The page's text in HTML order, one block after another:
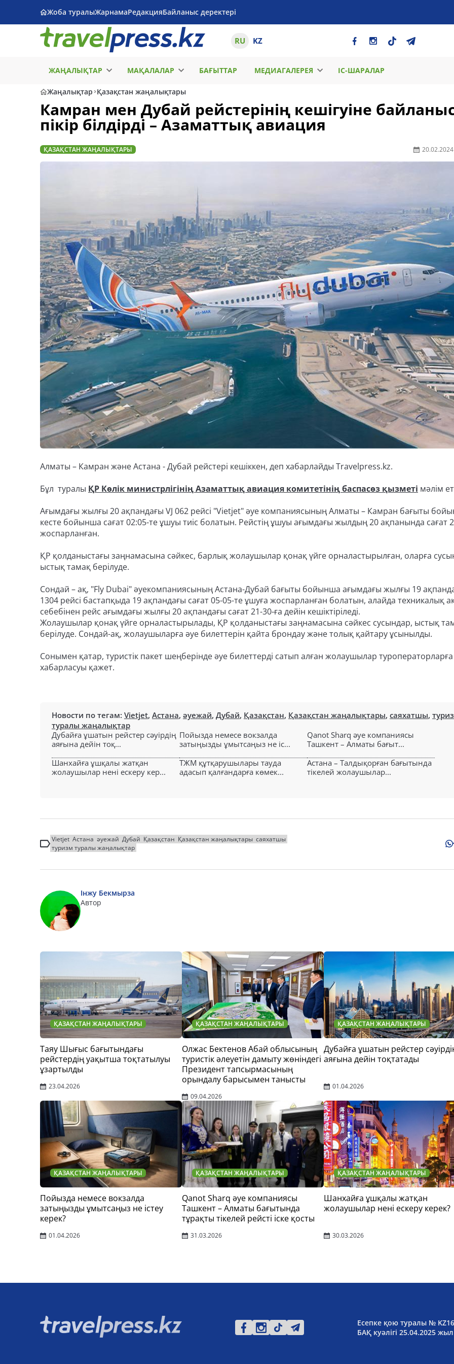
Жоба туралыЖарнамаРедакцияБайланыс деректері
RU KZ
ЖАҢАЛЫҚТАР МАҚАЛАЛАР БАҒЫТТАР МЕДИАГАЛЕРЕЯ ІС-ШАРАЛАР
Жаңалықтар Қазақстан жаңалықтары
Камран мен Дубай рейстерінің кешігуіне
пікір білдірді – Азаматтық авиация
ҚАЗАҚСТАН ЖАҢАЛЫҚТАРЫ 20.02.2024
Алматы – Камран және Астана - Дубай рейстері кешіккен, деп хабарлайды Travelpress.kz.
Бұл туралы ҚР Көлік министрлігінің Азаматтық авиация комитетінің баспасөз қызметі мәлім
Ағымдағы жылғы 20 ақпандағы VJ 062 рейсі "Vietjet" әуе компаниясының Алматы – Камран бағыты
кесте бойынша сағат 02:05-те ұшуы тиіс болатын. Рейстің ұшуы ағымдағы жылдың 20 ақпанында сағат
жоспарланған.
ҚР қолданыстағы заңнамасына сәйкес, барлық жолаушылар қонақ үйге орналастырылған, оларға
ыстық тамақ берілуде.
Сондай – ақ, "Fly Dubai" әуекомпаниясының Астана-Дубай бағыты бойынша ағымдағы жылғы 19
1304 рейсі бастапқыда 19 ақпандағы сағат 05-05-те ұшуға жоспарланған болатын, алайда техникалық
себебінен рейс ағымдағы жылғы 20 ақпандағы сағат 21-30-ға дейін кешіктіріледі.
Жолаушылар қонақ үйге орналастырылады, ҚР қолданыстағы заңнамасына сәйкес сусындар, ыстық
берілуде. Сондай-ақ, жолаушыларға әуе билеттерін қайта брондау және толық қайтару ұсынылды.
Сонымен қатар, туристік пакет шеңберінде әуе билеттерді сатып алған жолаушылар туроператорларға
хабарласуы қажет.
Новости по тегам: Vietjet, Астана, әуежай, Дубай, Қазақстан, Қазақстан жаңалықтары, саяхатшы,
туралы жаңалықтар
Дубайға ұшатын рейстер сәуірдің
аяғына дейін тоқ...
Пойызда немесе вокзалда
затыңызды ұмытсаңыз не іс...
Qanot Sharq әуе компаниясы
Ташкент – Алматы бағыт...
Шанхайға ұшқалы жатқан
жолаушылар нені ескеру кер...
ТЖМ құтқарушылары тауда
адасып қалғандарға көмек...
Астана – Талдықорған бағытында
тікелей жолаушылар...
Vietjet Астана әуежай Дубай Қазақстан Қазақстан жаңалықтары саяхатшы
туризм туралы жаңалықтар
Інжу Бекмырза
Автор
ҚАЗАҚСТАН ЖАҢАЛЫҚТАРЫ
Таяу Шығыс бағытындағы
рейстердің уақытша тоқтатылуы
ұзартылды
23.04.2026
ҚАЗАҚСТАН ЖАҢАЛЫҚТАРЫ
Олжас Бектенов Абай облысының
туристік әлеуетін дамыту жөніндегі
Президент тапсырмасының
орындалу барысымен танысты
09.04.2026
ҚАЗАҚСТАН ЖАҢАЛЫҚТАРЫ
Дубайға ұшатын рейстер
аяғына дейін тоқтатады
01.04.2026
ҚАЗАҚСТАН ЖАҢАЛЫҚТАРЫ
Пойызда немесе вокзалда
затыңызды ұмытсаңыз не істеу
керек?
01.04.2026
ҚАЗАҚСТАН ЖАҢАЛЫҚТАРЫ
Qanot Sharq әуе компаниясы
Ташкент – Алматы бағытында
тұрақты тікелей рейсті іске қосты
31.03.2026
ҚАЗАҚСТАН ЖАҢАЛЫҚТАРЫ
Шанхайға ұшқалы жатқан
жолаушылар нені ескеру керек?
30.03.2026
Есепке қою туралы №
БАҚ куәлігі 25.04.2025